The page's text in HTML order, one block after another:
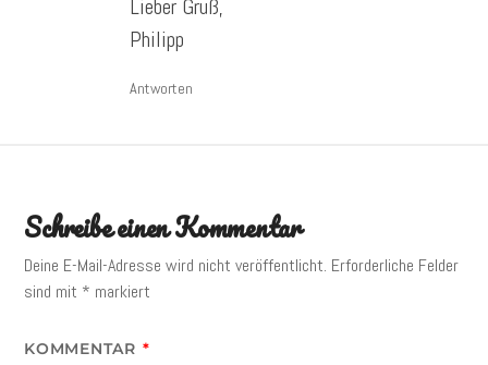
Lieber Gruß,
Philipp
Antworten
Schreibe einen Kommentar
Deine E-Mail-Adresse wird nicht veröffentlicht. Erforderliche Felder
sind mit * markiert
KOMMENTAR *